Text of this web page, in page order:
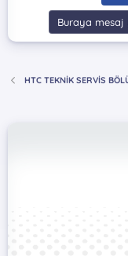
Buraya mesaj
HTC TEKNİK SERVİS